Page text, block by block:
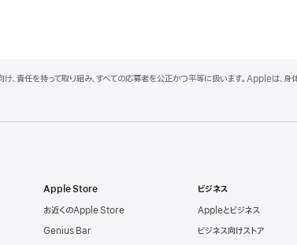
責任を持って取り組み、すべての応募者を公正かつ平等に扱います。Appleは、身
Apple Store
お近くのApple Store
Genius Bar
ビジネス
Appleとビジネス
ビジネス向けストア